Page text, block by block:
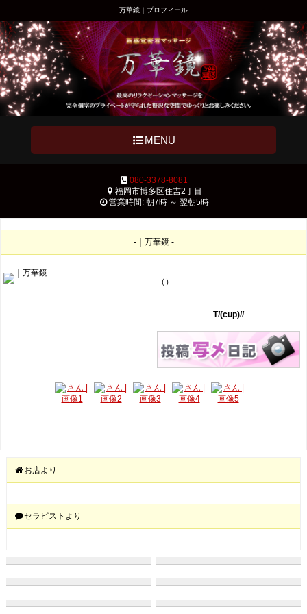
万華鏡｜プロフィール
MENU
080-3378-8081
福岡市博多区住吉2丁目
営業時間: 朝7時 ～ 翌朝5時
-｜万華鏡 -
（）
T/(cup)//
お店より
セラピストより